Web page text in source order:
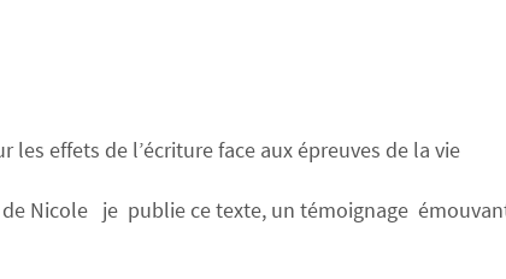
les effets de l’écriture face aux épreuves de la vie
Nicole je publie ce texte, un témoignage